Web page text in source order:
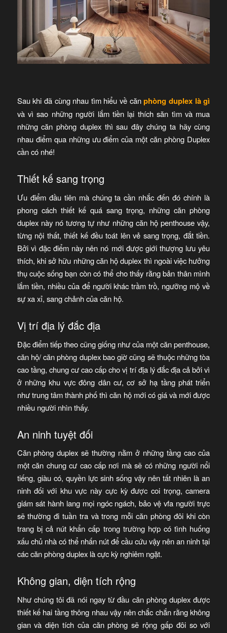
Sau khi đã cùng nhau tìm hiểu về cănphòng duplex là gì
và vì sao những người lắm tiền lại thích săn tìm và mua
những căn phòng duplex thì sau đây chúng ta hãy cùng
nhau điểm qua những ưu điểm của một căn phòng Duplex
cần có nhé!
Thiết kế sang trọng
Ưu điểm đầu tiên mà chúng ta cần nhắc đến đó chính là
phong cách thiết kế quá sang trọng, những căn phòng
duplex này nó tương tự như những căn hộ penthouse vậy,
từng nội thất, thiết kế đều toát lên vẻ sang trọng, đắt tiền.
Bởi vì đặc điểm này nên nó mới được giới thượng lưu yêu
thích, khi sở hữu những căn hộ duplex thì ngoài việc hưởng
thụ cuộc sống bạn còn có thể cho thấy rằng bản thân mình
lắm tiền, nhiều của để người khác trầm trồ, ngưỡng mộ về
sự xa xỉ, sang chảnh của căn hộ.
Vị trí địa lý đắc địa
Đặc điểm tiếp theo cũng giống như của một căn penthouse,
căn hộ/ căn phòng duplex bao giờ cũng sẽ thuộc những tòa
cao tầng, chung cư cao cấp cho vị trí địa lý đắc địa cả bởi vì
ở những khu vực đông dân cư, cơ sở hạ tầng phát triển
như trung tâm thành phố thì căn hộ mới có giá và mới được
nhiều người nhìn thấy.
An ninh tuyệt đối
Căn phòng duplex sẽ thường nằm ở những tầng cao của
một căn chung cư cao cấp nơi mà sẽ có những người nổi
tiếng, giàu có, quyền lực sinh sống vậy nên tất nhiên là an
ninh đối với khu vực này cực kỳ được coi trọng, camera
giám sát hành lang mọi ngóc ngách, bảo vệ vfa người trực
sẽ thường đi tuần tra và trong mỗi căn phòng đôi khi còn
trang bị cả nút khẩn cấp trong trường hợp có tình huống
xấu chủ nhà có thể nhấn nút để cầu cứu vậy nên an ninh tại
các căn phòng duplex là cực kỳ nghiêm ngặt.
Không gian, diện tích rộng
Như chúng tôi đã nói ngay từ đầu căn phòng duplex được
thiết kế hai tầng thông nhau vậy nên chắc chắn rằng không
gian và diện tích của căn phòng sẽ rộng gấp đôi so với